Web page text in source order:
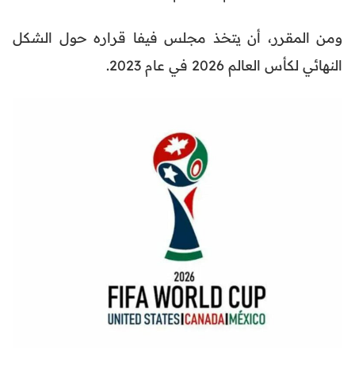
ومن المقرر، أن يتخذ مجلس فيفا قراره حول الشكل
النهائي لكأس العالم 2026 في عام 2023.